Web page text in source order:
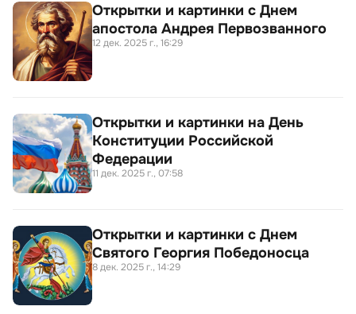
Открытки и картинки с Днем
апостола Андрея Первозванного
12 дек. 2025 г., 16:29
Открытки и картинки на День
Конституции Российской
Федерации
11 дек. 2025 г., 07:58
Открытки и картинки с Днем
Святого Георгия Победоносца
8 дек. 2025 г., 14:29